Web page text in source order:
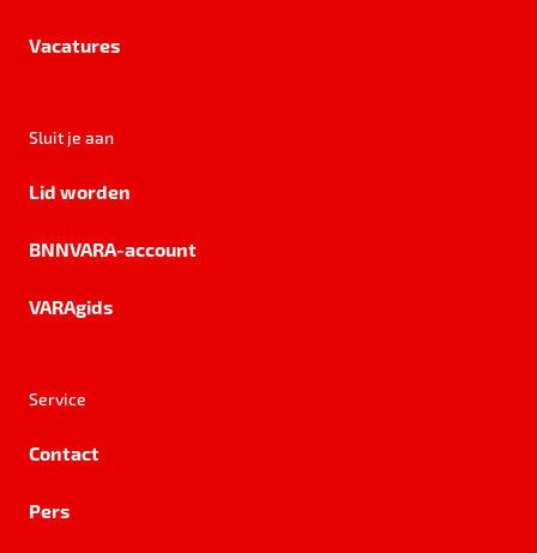
Vacatures
Sluit je aan
Lid worden
BNNVARA-account
VARAgids
Service
Contact
Pers